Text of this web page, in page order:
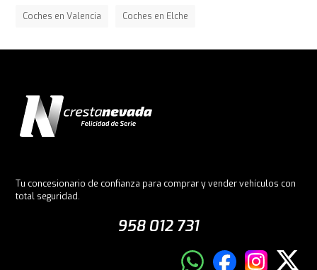
Coches en Valencia Coches en Elche
Tu concesionario de confianza para comprar y vender vehículos con
total seguridad.
958 012 731